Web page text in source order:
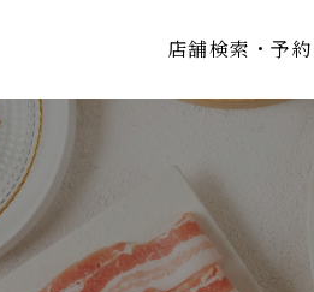
店舗検索・予約